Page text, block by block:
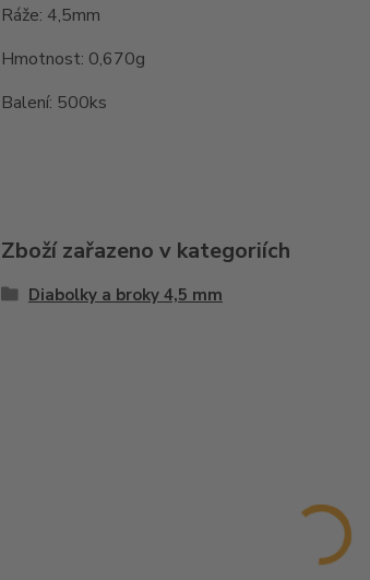
Ráže: 4,5mm
Hmotnost: 0,670g
Balení: 500ks
Zboží zařazeno v kategoriích
Diabolky a broky 4,5 mm